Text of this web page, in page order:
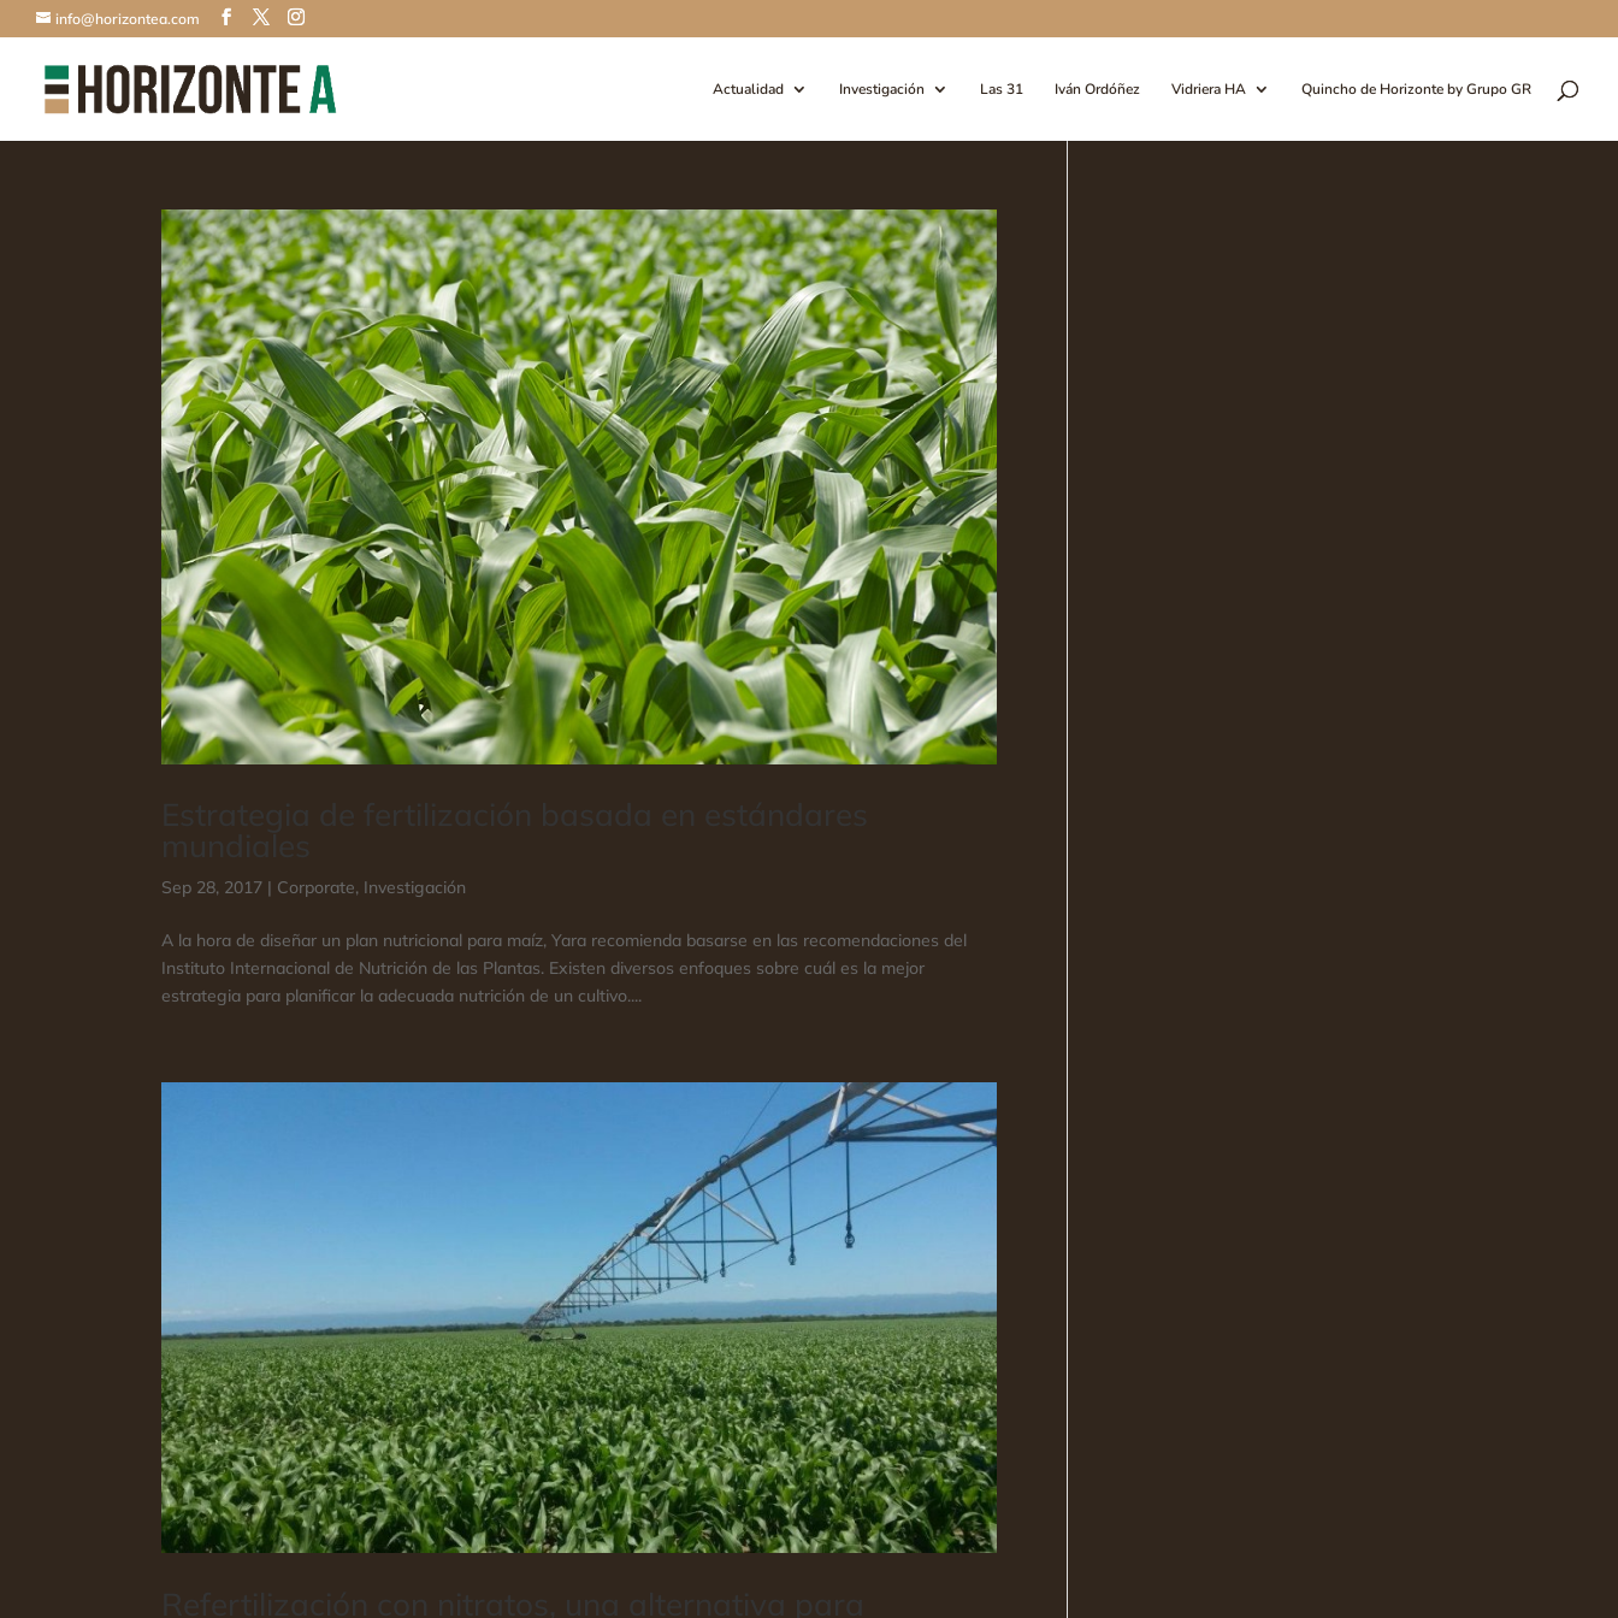
info@horizontea.com
Actualidad Investigación Las 31 Iván Ordóñez Vidriera HA Quincho de Horizonte by Grupo GR
Sep 28, 2017 | Corporate, Investigación
A la hora de diseñar un plan nutricional para maíz, Yara recomienda basarse en las recomendaciones del
Instituto Internacional de Nutrición de las Plantas. Existen diversos enfoques sobre cuál es la mejor
estrategia para planificar la adecuada nutrición de un cultivo....